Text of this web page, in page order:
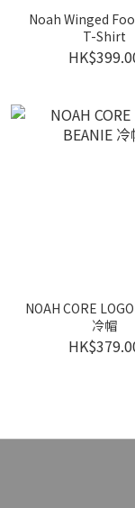
Noah Winged
T-Shirt
NOAH CORE
冷帽